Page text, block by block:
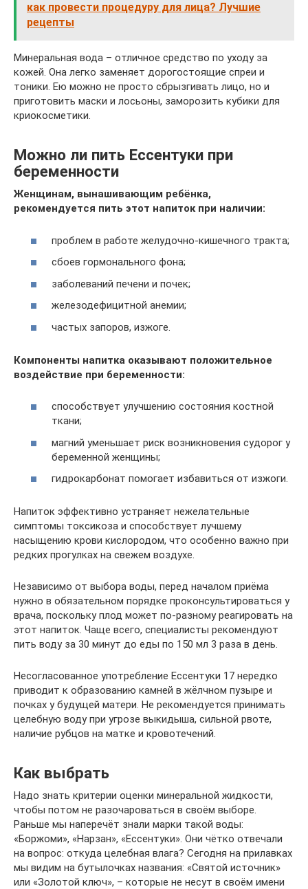
как провести процедуру для лица? Лучшие
рецепты
Минеральная вода – отличное средство по уходу за
кожей. Она легко заменяет дорогостоящие спреи и
тоники. Ею можно не просто сбрызгивать лицо, но и
приготовить маски и лосьоны, заморозить кубики для
криокосметики.
Можно ли пить Ессентуки при
беременности
Женщинам, вынашивающим ребёнка,
рекомендуется пить этот напиток при наличии:
проблем в работе желудочно-кишечного тракта;
сбоев гормонального фона;
заболеваний печени и почек;
железодефицитной анемии;
частых запоров, изжоге.
Компоненты напитка оказывают положительное
воздействие при беременности:
способствует улучшению состояния костной
ткани;
магний уменьшает риск возникновения судорог у
беременной женщины;
гидрокарбонат помогает избавиться от изжоги.
Напиток эффективно устраняет нежелательные
симптомы токсикоза и способствует лучшему
насыщению крови кислородом, что особенно важно при
редких прогулках на свежем воздухе.
Независимо от выбора воды, перед началом приёма
нужно в обязательном порядке проконсультироваться у
врача, поскольку плод может по-разному реагировать на
этот напиток. Чаще всего, специалисты рекомендуют
пить воду за 30 минут до еды по 150 мл 3 раза в день.
Несогласованное употребление Ессентуки 17 нередко
приводит к образованию камней в жёлчном пузыре и
почках у будущей матери. Не рекомендуется принимать
целебную воду при угрозе выкидыша, сильной рвоте,
наличие рубцов на матке и кровотечений.
Как выбрать
Надо знать критерии оценки минеральной жидкости,
чтобы потом не разочароваться в своём выборе.
Раньше мы наперечёт знали марки такой воды:
«Боржоми», «Нарзан», «Ессентуки». Они чётко отвечали
на вопрос: откуда целебная влага? Сегодня на прилавках
мы видим на бутылочках названия: «Святой источник»
или «Золотой ключ», – которые не несут в своём имени